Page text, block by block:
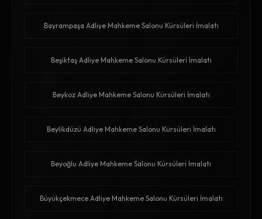
Bayrampaşa Adliye Mahkeme Salonu Kürsüleri İmalatı
Beşiktaş Adliye Mahkeme Salonu Kürsüleri İmalatı
Beykoz Adliye Mahkeme Salonu Kürsüleri İmalatı
Beylikdüzü Adliye Mahkeme Salonu Kürsüleri İmalatı
Beyoğlu Adliye Mahkeme Salonu Kürsüleri İmalatı
Büyükçekmece Adliye Mahkeme Salonu Kürsüleri İmalatı